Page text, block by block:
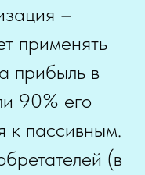
–
применять
прибыль в
90% его
к пассивным.
(в